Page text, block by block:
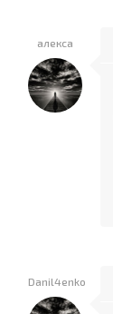
алекса
Danil4enko